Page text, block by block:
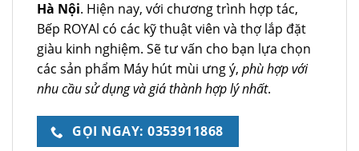
Hà Nội. Hiện nay, với chương trình hợp tác,
Bếp ROYAl có các kỹ thuật viên và thợ lắp đặt
giàu kinh nghiệm. Sẽ tư vấn cho bạn lựa chọn
các sản phẩm Máy hút mùi ưng ý, phù hợp với
nhu cầu sử dụng và giá thành hợp lý nhất.
GỌI NGAY: 0353911868